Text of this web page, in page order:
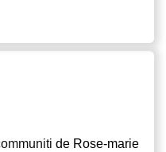
de Rose-marie